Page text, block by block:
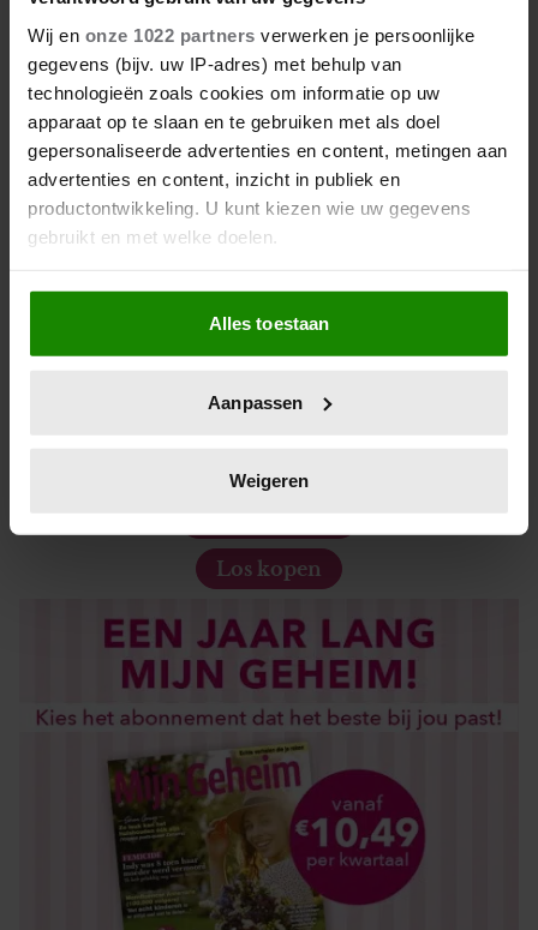
Wij en onze 1022 partners verwerken je persoonlijke
gegevens (bijv. uw IP-adres) met behulp van
technologieën zoals cookies om informatie op uw
apparaat op te slaan en te gebruiken met als doel
gepersonaliseerde advertenties en content, metingen aan
advertenties en content, inzicht in publiek en
productontwikkeling. U kunt kiezen wie uw gegevens
gebruikt en met welke doelen.
Als u het toestaat, willen we ook graag:
Informatie verzamelen over uw geografische locatie,
die tot een paar meter nauwkeurig kan zijn
op specifieke eigenschappen (fingerprinting)
verwerkt en stel uw voorkeuren in het
intrekken in de Cookieverklaring.
We gebruiken cookies om content en advertenties te
personaliseren, om functies voor social media te bieden
en om ons websiteverkeer te analyseren. Ook delen we
informatie over uw gebruik van onze site met onze
partners voor social media, adverteren en analyse. Deze
partners kunnen deze gegevens combineren met andere
informatie die u aan ze heeft verstrekt of die ze hebben
verzameld op basis van uw gebruik van hun services. U
gaat akkoord met onze cookies als u onze website blijft
Alles toestaan
Aanpassen
Weigeren
Los kopen